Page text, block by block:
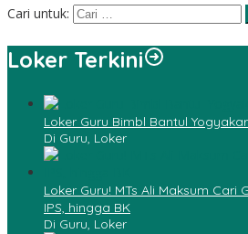
Cari untuk:
Loker Terkini
Loker Guru Bimbl Bantul
Di Guru, Loker
Loker Guru! MTs Ali Maksum Cari
IPS, hingga BK
Di Guru, Loker